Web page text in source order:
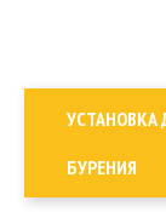
УСТАНОВКА
БУРЕНИЯ